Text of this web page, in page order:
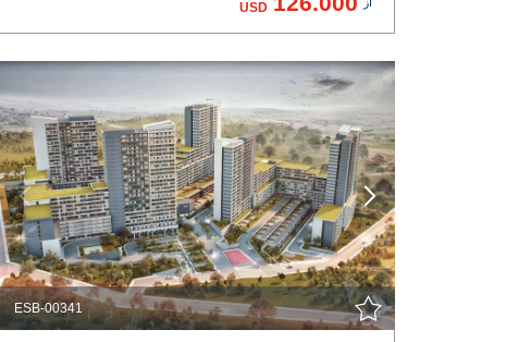
USD
مشاهده جزئیات
با نمایندگی تماس بگیرید
ESB-00341